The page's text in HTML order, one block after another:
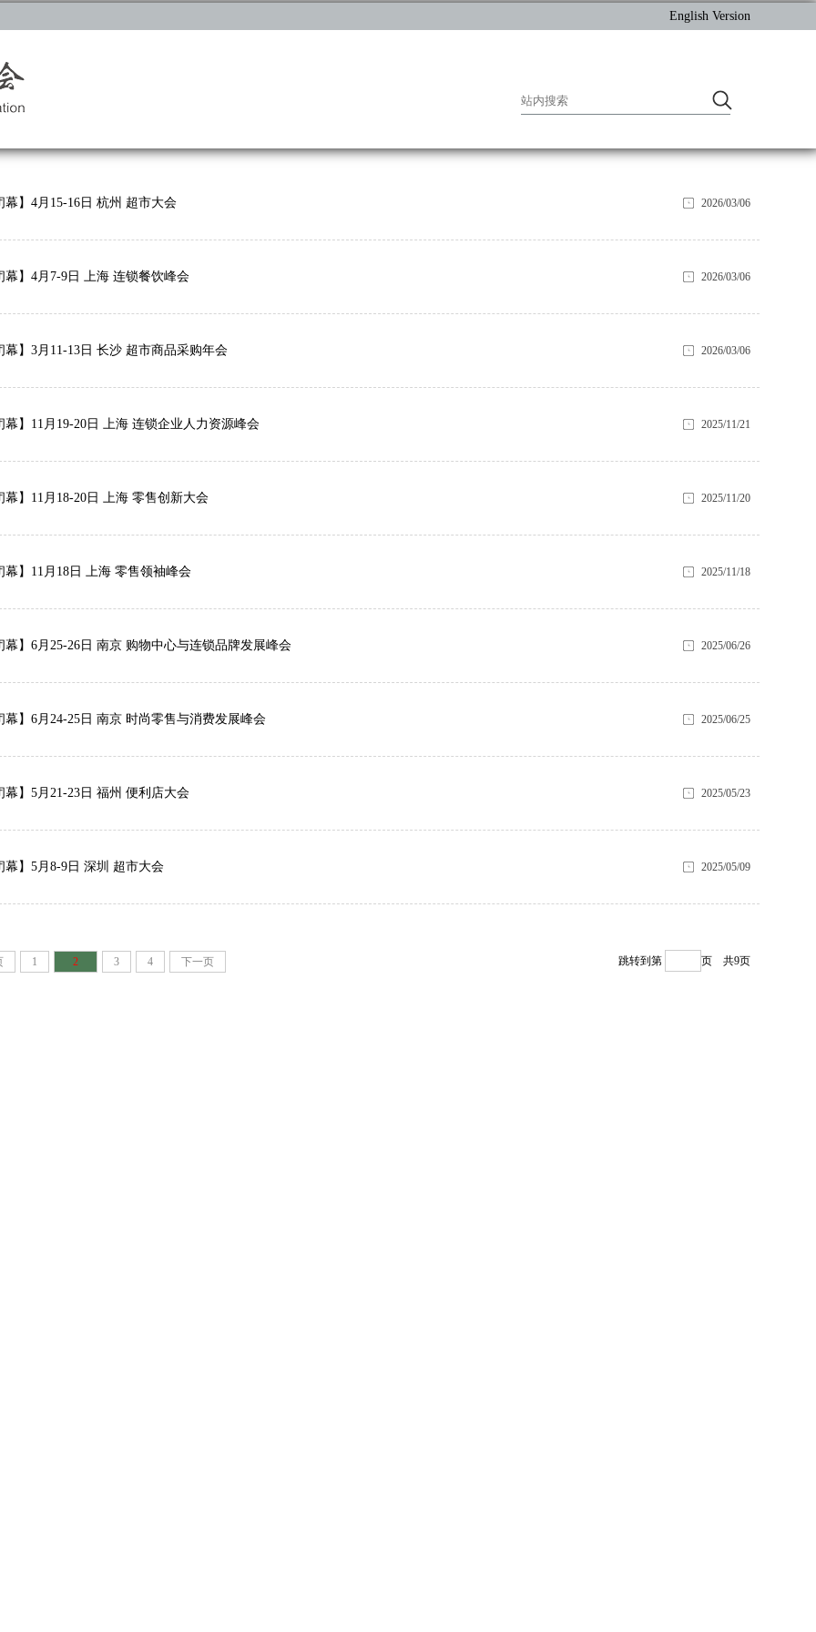
English Version
2026/03/06
幕】4月15-16日 杭州 超市大会
2026/03/06
幕】4月7-9日 上海 连锁餐饮峰会
2026/03/06
幕】3月11-13日 长沙 超市商品采购年会
2025/11/21
幕】11月19-20日 上海 连锁企业人力资源峰会
2025/11/20
幕】11月18-20日 上海 零售创新大会
2025/11/18
幕】11月18日 上海 零售领袖峰会
2025/06/26
幕】6月25-26日 南京 购物中心与连锁品牌发展峰会
2025/06/25
幕】6月24-25日 南京 时尚零售与消费发展峰会
2025/05/23
幕】5月21-23日 福州 便利店大会
2025/05/09
幕】5月8-9日 深圳 超市大会
1 2 3 4 下一页 共9页
跳转到第 页